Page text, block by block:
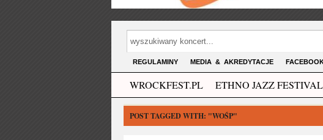
REGULAMINY MEDIA & AKREDYTACJE
WROCKFEST.PL ETHNO JAZZ FESTIVAL
POST TAGGED WITH: "WOŚP"